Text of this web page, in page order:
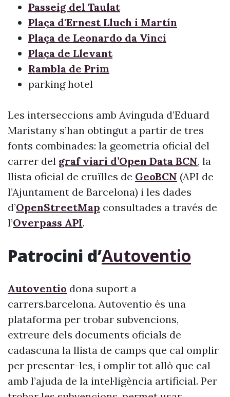
Passeig del Taulat
Plaça d'Ernest Lluch i Martín
Plaça de Leonardo da Vinci
Plaça de Llevant
Rambla de Prim
parking hotel
Les interseccions amb Avinguda d’Eduard
Maristany s’han obtingut a partir de tres
fonts combinades: la geometria oficial del
carrer del graf viari d’Open Data BCN, la
llista oficial de cruïlles de GeoBCN (API de
l’Ajuntament de Barcelona) i les dades
d’OpenStreetMap consultades a través de
l’Overpass API.
Patrocini d’Autoventio
Autoventio dona suport a
carrers.barcelona. Autoventio és una
plataforma per trobar subvencions,
extreure dels documents oficials de
cadascuna la llista de camps que cal omplir
per presentar-les, i omplir tot allò que cal
amb l’ajuda de la intel·ligència artificial. Per